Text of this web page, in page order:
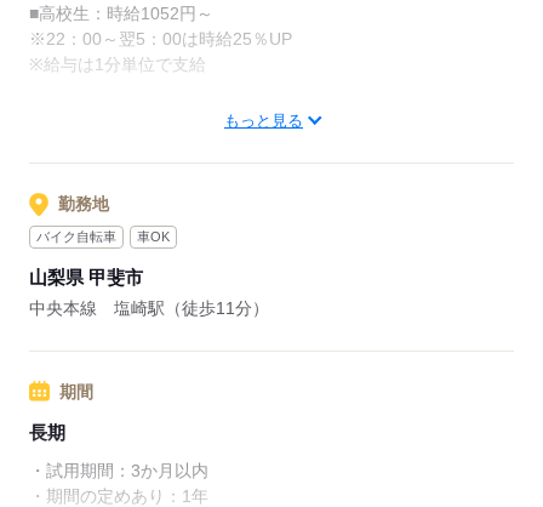
単純に「マクドナルドのメニュー、特にポテトが好き
で！笑」
なんてきっかけで応募してくれる方もたくさんいるの
気楽に来てくださいね！
「お客さまと接するうちに笑顔が増えた」
「カラダを動かしてリフレッシュできる」
と、好評です。
応募する
■高校生：時給1052円～
※22：00～翌5：00は時給25％UP
※給与は1分単位で支給
（土）（日）（祝）は時給50円アップ！！！
給与は1分単位で計算しますので無駄なく働けます！
年に2回昇給の機会あり。
トレーナー等の昇進で時給アップもあります！
勤務時はマクドナルド商品が約30％OFFです（ ＊´艸｀）
応募する
もっと見る
勤務地
バイク自転車 車OK
山梨県 甲斐市
中央本線 塩崎駅（徒歩11分）
期間
長期
・試用期間：3か月以内
・期間の定めあり：1年